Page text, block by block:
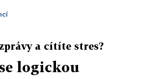
a cítíte stres?
logickou